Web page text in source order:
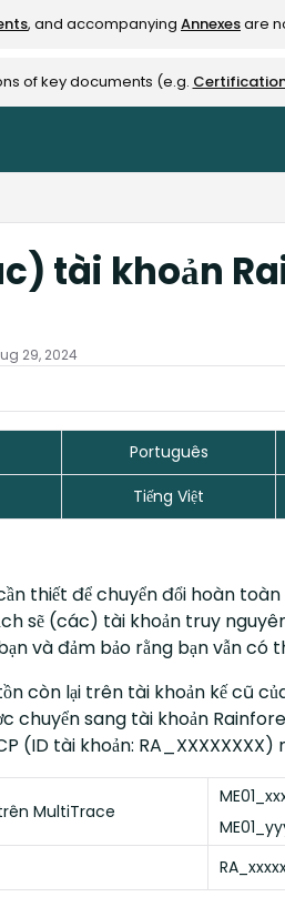
, and accompanying Annexesare
of key documents (e.g.
tài khoản
29, 2024
Português
Tiếng Việt
thiết để chuyển đổi hoàn
sẽ (các) tài khoản truy
và đảm bảo rằng bạn vẫn có
còn lại trên tài khoản kế cũ
chuyển sang tài khoản
(ID tài khoản: RA_XXXXXXXX)
MultiTrace